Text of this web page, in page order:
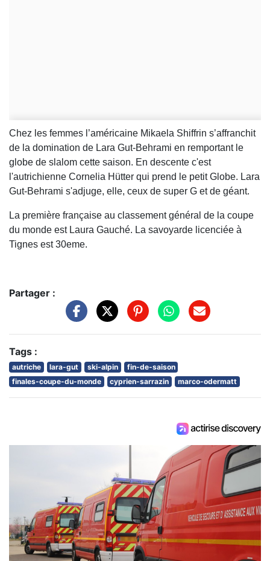
Chez les femmes l’américaine Mikaela Shiffrin s’affranchit
de la domination de Lara Gut-Behrami en remportant le
globe de slalom cette saison. En descente c'est
l'autrichienne Cornelia Hütter qui prend le petit Globe. Lara
Gut-Behrami s'adjuge, elle, ceux de super G et de géant.
La première française au classement général de la coupe
du monde est Laura Gauché. La savoyarde licenciée à
Tignes est 30eme.
Partager :
Tags :
autriche lara-gut ski-alpin
fin-de-saison
finales-coupe-du-monde
cyprien-sarrazin marco-odermatt